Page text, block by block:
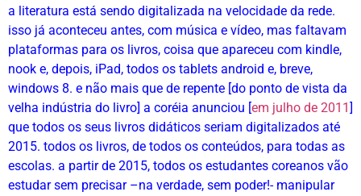
a literatura está sendo digitalizada na velocidade da rede.
isso já aconteceu antes, com música e vídeo, mas faltavam
plataformas para os livros, coisa que apareceu com kindle,
nook e, depois, iPad, todos os tablets android e, breve,
windows 8. e não mais que de repente [do ponto de vista da
velha indústria do livro] a coréia anunciou [em julho de 2011 ]
que todos os seus livros didáticos seriam digitalizados até
2015. todos os livros, de todos os conteúdos, para todas as
escolas. a partir de 2015, todos os estudantes coreanos vão
estudar sem precisar –na verdade, sem poder!- manipular